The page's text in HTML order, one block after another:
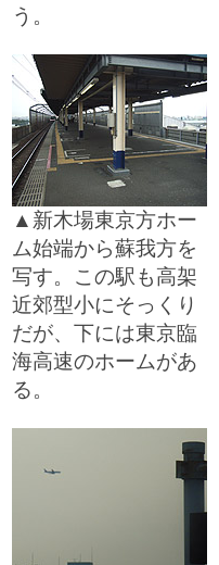
う。
▲新木場東京方ホー
ム始端から蘇我方を
写す。この駅も高架
近郊型小にそっくり
だが、下には東京臨
海高速のホームがあ
る。